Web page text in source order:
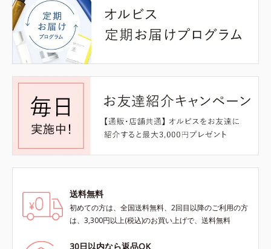
送料無料
初めての方は、全国送料無料、2回目以降のご利用の方
は、3,300円以上(税込)のお買い上げで、送料無料
30日以内なら返品OK